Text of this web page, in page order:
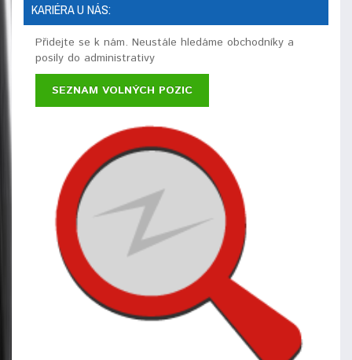
KARIÉRA U NÁS:
Přidejte se k nám. Neustále hledáme obchodníky a
posily do administrativy
SEZNAM VOLNÝCH POZIC